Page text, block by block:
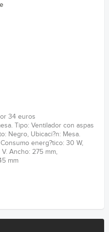
34 euros
Tipo: Ventilador con aspas
Negro, Ubicaci?n: Mesa.
energ?tico: 30 W,
Ancho: 275 mm,
mm